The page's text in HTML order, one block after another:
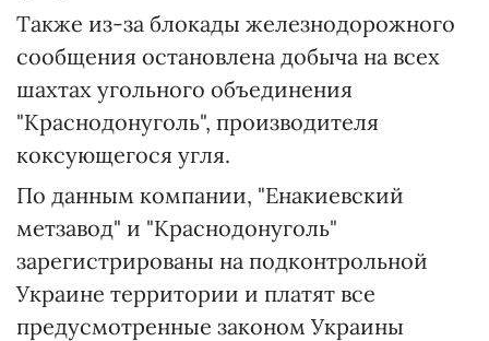
Также из-за блокады железнодорожного
сообщения остановлена добыча на всех
шахтах угольного объединения
"Краснодонуголь", производителя
коксующегося угля.
По данным компании, "Енакиевский
метзавод" и "Краснодонуголь"
зарегистрированы на подконтрольной
Украине территории и платят все
предусмотренные законом Украины